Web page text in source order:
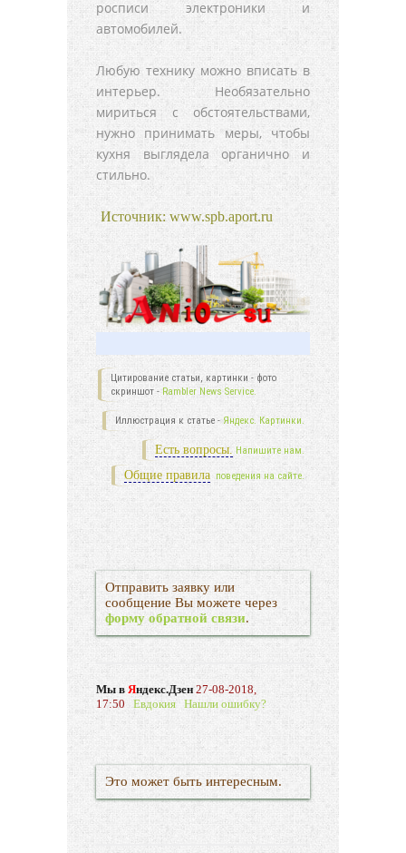
росписи электроники и
автомобилей.
Любую технику можно вписать в
интерьер. Необязательно
мириться с обстоятельствами,
нужно принимать меры, чтобы
кухня выглядела органично и
стильно.
Источник: www.spb.aport.ru
Цитирование статьи, картинки - фото
скриншот - Rambler News Service.
Иллюстрация к статье - Яндекс. Картинки.
Есть вопросы. Напишите нам.
Общие правила поведения на сайте.
Отправить заявку или
сообщение Вы можете через
форму обратной связи.
Мы в Яндекс.Дзен27-08-2018,
17:50 Евдокия Нашли ошибку?
Это может быть интересным.